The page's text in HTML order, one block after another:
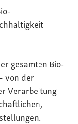
gesamten Bio-
von der
Verarbeitung